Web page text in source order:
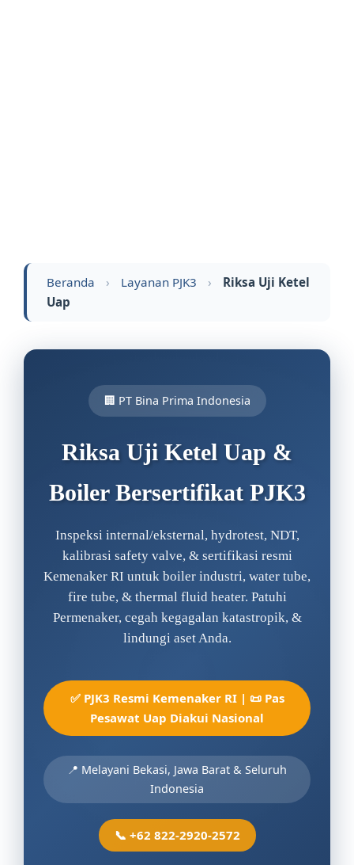
Beranda › Layanan PJK3 ›
Riksa Uji Ketel
Uap
🏢 PT Bina Prima Indonesia
Riksa Uji Ketel Uap &
Boiler Bersertifikat PJK3
Inspeksi internal/eksternal, hydrotest, NDT,
kalibrasi safety valve, & sertifikasi resmi
Kemenaker RI untuk boiler industri, water tube,
fire tube, & thermal fluid heater. Patuhi
Permenaker, cegah kegagalan katastropik, &
lindungi aset Anda.
✅ PJK3 Resmi Kemenaker RI | 📜 Pas
Pesawat Uap Diakui Nasional
📍 Melayani Bekasi, Jawa Barat & Seluruh
Indonesia
📞 +62 822-2920-2572